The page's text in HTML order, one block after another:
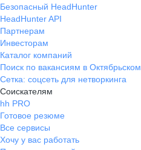
Безопасный HeadHunter
HeadHunter API
Партнерам
Инвесторам
Каталог компаний
Поиск по вакансиям в Октябрьском
Сетка: соцсеть для нетворкинга
Соискателям
hh PRO
Готовое резюме
Все сервисы
Хочу у вас работать